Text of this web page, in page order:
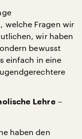
welche Fragen wir
wir haben
bewusst
einfach in eine
Lehre –
haben den